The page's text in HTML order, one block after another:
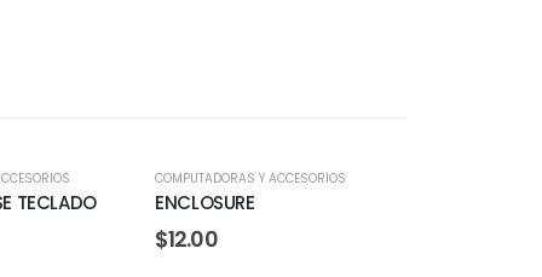
TECLADO
COMPUTADORAS Y ACCESORIOS
ENCLOSURE
$12.00